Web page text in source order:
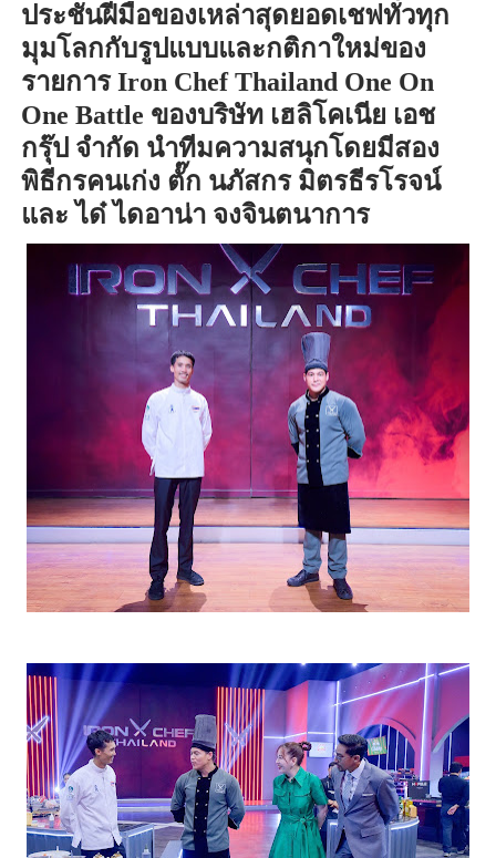
ประชันฝีมือของเหล่าสุดยอดเชฟทั่วทุก
มุมโลกกับรูปแบบและกติกาใหม่ของ
รายการIron Chef Thailand One On
One Battle ของบริษัท เฮลิโคเนีย เอช
กรุ๊ป จำกัด นำทีมความสนุกโดยมีสอง
พิธีกรคนเก่ง ตั๊ก นภัสกร มิตรธีรโรจน์
และ ได๋ไดอาน่า จงจินตนาการ